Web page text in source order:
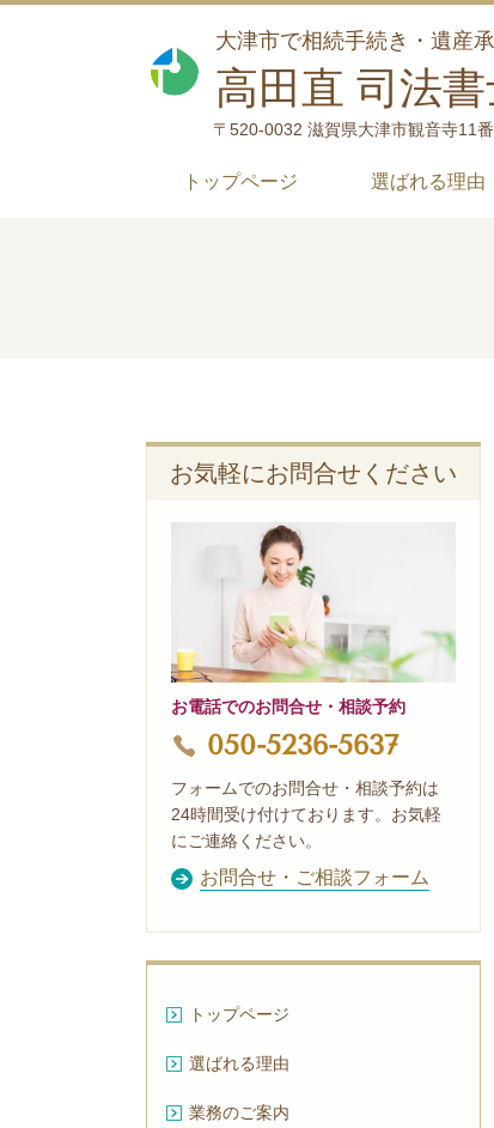
大津市で相続手続き・遺産
高田直 司法
〒520-0032 滋賀県大津市観音寺11番
トップページ 選ばれる理由
お気軽にお問合せください
お電話でのお問合せ・相談予約
050-5236-5637
フォームでのお問合せ・相談予約は
24時間受け付けております。お気軽
にご連絡ください。
お問合せ・ご相談フォーム
トップページ
選ばれる理由
業務のご案内